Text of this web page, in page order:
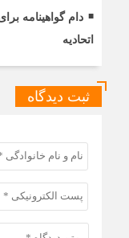
دام گواهینامه
اتحادیه
ثبت دیدگاه